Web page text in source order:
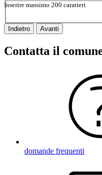
Inserire massimo 200 caratteri
Indietro Avanti
Contatta il
domande frequenti